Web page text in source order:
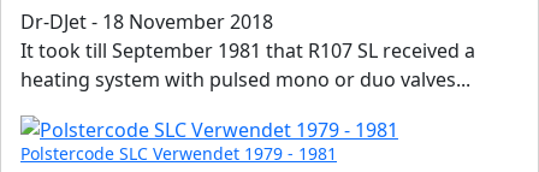
Dr-DJet- 18 November 2018
It took till September 1981 that R107 SL received a
heating system with pulsed mono or duo valves...
Polstercode SLC Verwendet 1979 - 1981